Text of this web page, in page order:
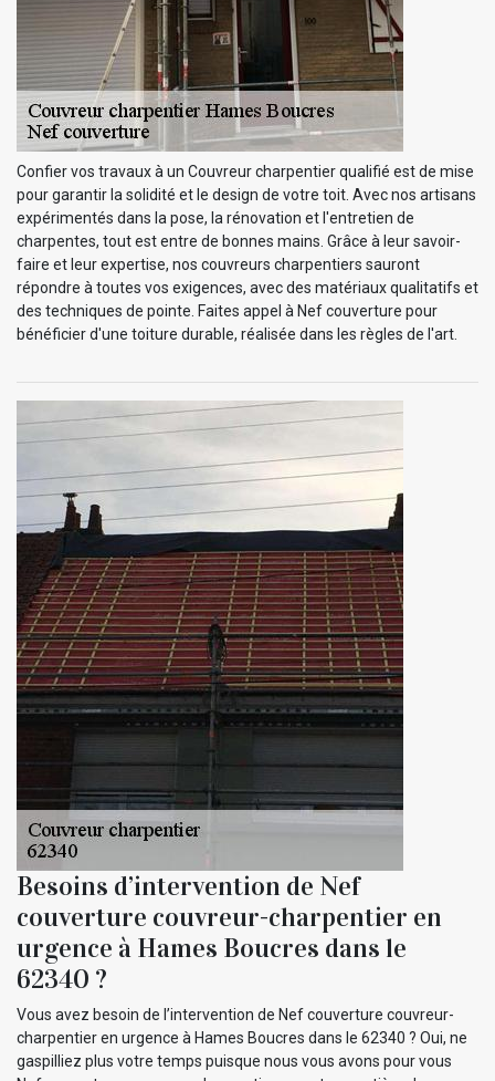
Confier vos travaux à un Couvreur charpentier qualifié est de mise
pour garantir la solidité et le design de votre toit. Avec nos artisans
expérimentés dans la pose, la rénovation et l'entretien de
charpentes, tout est entre de bonnes mains. Grâce à leur savoir-
faire et leur expertise, nos couvreurs charpentiers sauront
répondre à toutes vos exigences, avec des matériaux qualitatifs et
des techniques de pointe. Faites appel à Nef couverture pour
bénéficier d'une toiture durable, réalisée dans les règles de l'art.
Besoins d’intervention de Nef
couverture couvreur-charpentier en
urgence à Hames Boucres dans le
62340 ?
Vous avez besoin de l’intervention de Nef couverture couvreur-
charpentier en urgence à Hames Boucres dans le 62340 ? Oui, ne
gaspilliez plus votre temps puisque nous vous avons pour vous